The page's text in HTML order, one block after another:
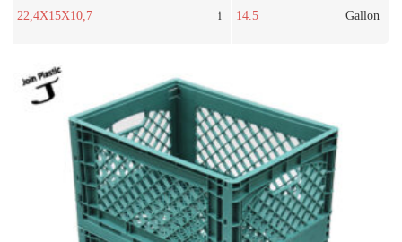
22,4X15X10,7 i 14.5 Gallon